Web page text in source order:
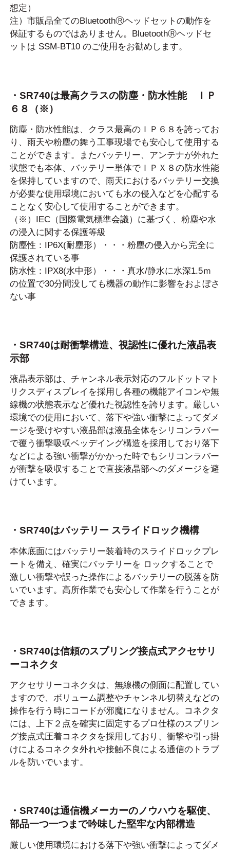
想定）
注）市販品全てのBluetoothⓇヘッドセットの動作を
保証するものではありません。BluetoothⓇヘッドセ
ットは SSM-BT10 のご使用をお勧めします。
・SR740は最高クラスの防塵・防水性能 ＩＰ
６８（※）
防塵・防水性能は、クラス最高のＩＰ６８を誇ってお
り、雨天や粉塵の舞う工事現場でも安心して使用する
ことができます。またバッテリー、アンテナが外れた
状態でも本体、バッテリー単体でＩＰＸ８の防水性能
を保持していますので、雨天におけるバッテリー交換
が必要な使用環境においても水の侵入などを心配する
ことなく安心して使用することができます。
（※）IEC（国際電気標準会議）に基づく、粉塵や水
の浸入に関する保護等級
防塵性：IP6X(耐塵形）・・・粉塵の侵入から完全に
保護されている事
防水性：IPX8(水中形）・・・真水/静水に水深1.5ｍ
の位置で30分間没しても機器の動作に影響をおよぼさ
ない事
・SR740は耐衝撃構造、視認性に優れた液晶表
示部
液晶表示部は、チャンネル表示対応のフルドットマト
リクスディスプレイを採用し各種の機能アイコンや無
線機の状態表示など優れた視認性を誇ります。厳しい
環境での使用において、落下や強い衝撃によってダメ
ージを受けやすい液晶部は液晶全体をシリコンラバー
で覆う衝撃吸収ベッデイング構造を採用しており落下
などによる強い衝撃がかかった時でもシリコンラバー
が衝撃を吸収することで直接液晶部へのダメージを避
けています。
・SR740はバッテリー スライドロック機構
本体底面にはバッテリー装着時のスライドロックプレ
ートを備え、確実にバッテリーを ロックすることで
激しい衝撃や誤った操作によるバッテリーの脱落を防
いでいます。高所作業でも安心して作業を行うことが
できます。
・SR740は信頼のスプリング接点式アクセサリ
ーコネクタ
アクセサリーコネクタは、無線機の側面に配置してい
ますので、ボリューム調整やチャンネル切替えなどの
操作を行う時にコードが邪魔になりません。コネクタ
には、上下２点を確実に固定するプロ仕様のスプリン
グ接点式圧着コネクタを採用しており、衝撃や引っ掛
けによるコネクタ外れや接触不良による通信のトラブ
ルを防いでいます。
・SR740は通信機メーカーのノウハウを駆使、
部品一つ一つまで吟味した堅牢な内部構造
厳しい使用環境における落下や強い衝撃によってダメ